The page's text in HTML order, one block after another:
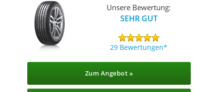
Unsere Bewertung:
SEHR GUT
29 Bewertungen
Zum Angebot »